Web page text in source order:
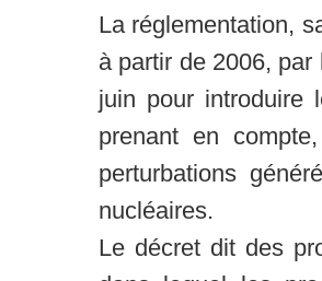
La réglementation,
à partir de 2006,
juin pour introduire
prenant en
perturbations
nucléaires.
Le décret dit des